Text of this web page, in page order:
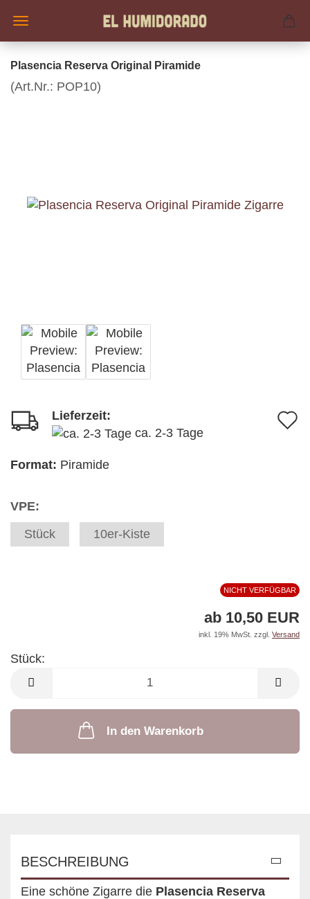
Plasencia Reserva Original Piramide
(Art.Nr.: POP10)
Lieferzeit:
ca. 2-3 Tage
Format: Piramide
VPE:
Stück
10er-Kiste
NICHT VERFÜGBAR
ab 10,50 EUR
inkl. 19% MwSt. zzgl. Versand
Stück:
Stück
In den Warenkorb
BESCHREIBUNG
Eine schöne Zigarre die Plasencia Reserva